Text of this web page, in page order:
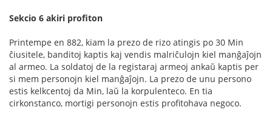
Sekcio 6 akiri profiton
Printempe en 882, kiam la prezo de rizo atingis po 30 Min
ĉiusitele, banditoj kaptis kaj vendis malriĉulojn kiel manĝaĵojn
al armeo. La soldatoj de la registaraj armeoj ankaŭ kaptis per
si mem personojn kiel manĝaĵojn. La prezo de unu persono
estis kelkcentoj da Min, laŭ la korpulenteco. En tia
cirkonstanco, mortigi personojn estis profitohava negoco.